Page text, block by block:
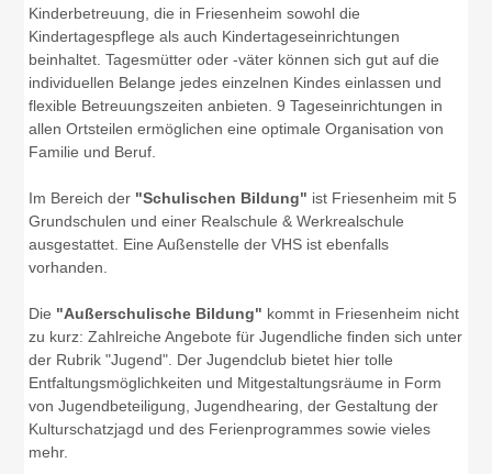
Kinderbetreuung, die in Friesenheim sowohl die
Kindertagespflege als auch Kindertageseinrichtungen
beinhaltet. Tagesmütter oder -väter können sich gut auf die
individuellen Belange jedes einzelnen Kindes einlassen und
flexible Betreuungszeiten anbieten. 9 Tageseinrichtungen in
allen Ortsteilen ermöglichen eine optimale Organisation von
Familie und Beruf.
Im Bereich der "Schulischen Bildung" ist Friesenheim mit 5
Grundschulen und einer Realschule & Werkrealschule
ausgestattet. Eine Außenstelle der VHS ist ebenfalls
vorhanden.
Die "Außerschulische Bildung" kommt in Friesenheim nicht
zu kurz: Zahlreiche Angebote für Jugendliche finden sich unter
der Rubrik "Jugend". Der Jugendclub bietet hier tolle
Entfaltungsmöglichkeiten und Mitgestaltungsräume in Form
von Jugendbeteiligung, Jugendhearing, der Gestaltung der
Kulturschatzjagd und des Ferienprogrammes sowie vieles
mehr.